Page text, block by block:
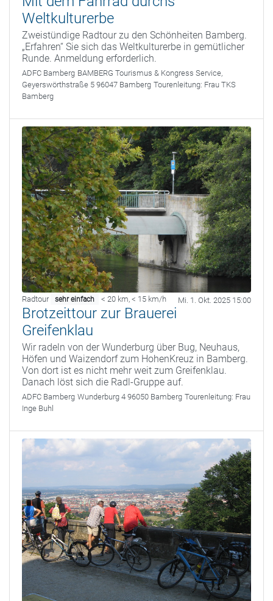
Weltkulturerbe
Zweistündige Radtour zu den Schönheiten Bamberg.
„Erfahren“ Sie sich das Weltkulturerbe in gemütlicher
Runde. Anmeldung erforderlich.
ADFC Bamberg BAMBERG Tourismus & Kongress Service,
Geyerswörthstraße 5 96047 Bamberg Tourenleitung: Frau TKS
Bamberg
Radtour sehr einfach < 20 km, < 15 km/h Mi. 1. Okt. 2025 15:00
Brotzeittour zur Brauerei
Greifenklau
Wir radeln von der Wunderburg über Bug, Neuhaus,
Höfen und Waizendorf zum HohenKreuz in Bamberg.
Von dort ist es nicht mehr weit zum Greifenklau.
Danach löst sich die Radl-Gruppe auf.
ADFC Bamberg Wunderburg 4 96050 Bamberg Tourenleitung: Frau
Inge Buhl